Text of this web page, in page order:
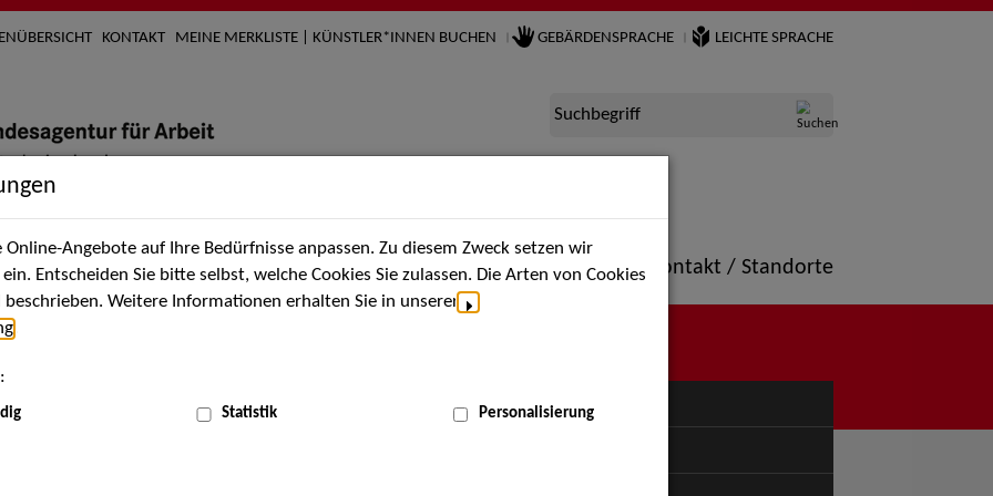
KONTAKT MEINE MERKLISTE | KÜNSTLER*INNEN BUCHEN GEBÄRDENSPRACHE LEICHTE SPRACHE
Suchbegriff
Künstler*innen Über uns Aktuelles Termine Portfolio Kontakt / Standorte
MENÜ
Angebote auf Ihre Bedürfnisse anpassen. Zu diesem Zweck setzen wir
Entscheiden Sie bitte selbst, welche Cookies Sie zulassen. Die Arten von Cookies
Weitere Informationen erhalten Sie in unserer
Statistik Personalisierung